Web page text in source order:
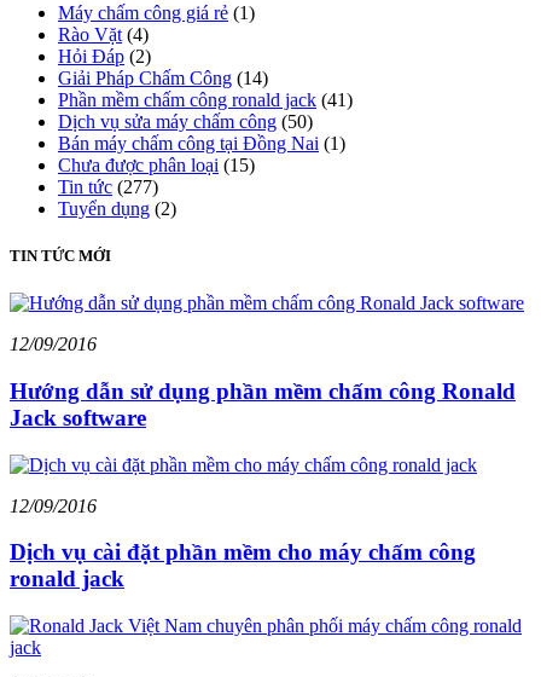
Máy chấm công giá rẻ (1)
Rào Vặt (4)
Hỏi Đáp (2)
Giải Pháp Chấm Công (14)
Phần mềm chấm công ronald jack (41)
Dịch vụ sửa máy chấm công (50)
Bán máy chấm công tại Đồng Nai (1)
Chưa được phân loại (15)
Tin tức (277)
Tuyển dụng (2)
TIN TỨC MỚI
12/09/2016
Hướng dẫn sử dụng phần mềm chấm công Ronald
Jack software
12/09/2016
Dịch vụ cài đặt phần mềm cho máy chấm công
ronald jack